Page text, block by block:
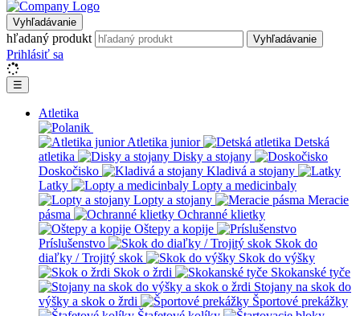
Vyhľadávanie
hľadaný produkt Vyhľadávanie
Prihlásiť sa
☰
Atletika
Atletika junior
Detská
atletika
Disky a stojany
Doskočisko
Kladivá a stojany
Latky
Lopty a medicinbaly
Lopty a stojany
Meracie
pásma
Ochranné klietky
Oštepy a kopije
Príslušenstvo
Skok do
diaľky / Trojitý skok
Skok do výšky
Skok o žrdi
Skokanské tyče
Stojany na skok do
výšky a skok o žrdi
Športové prekážky